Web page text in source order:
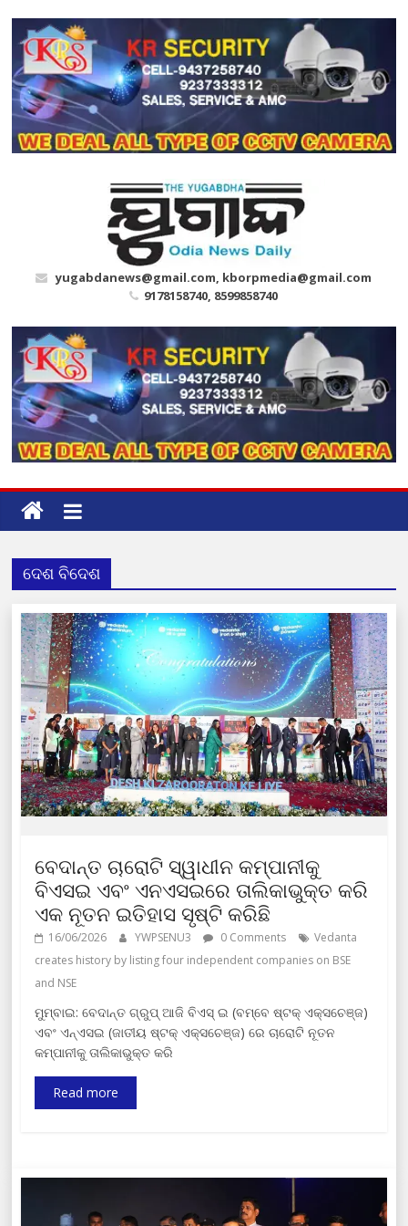
content
yugabdanews@gmail.com, kborpmedia@gmail.com
9178158740, 8599858740
ଦେଶ ବିଦେଶ
ବେଦାନ୍ତ ଚାରୋଟି ସ୍ୱାଧୀନ କମ୍ପାନୀକୁ
ବିଏସଇ ଏବଂ ଏନଏସଇରେ ତାଲିକାଭୁକ୍ତ କରି
ଏକ ନୂତନ ଇତିହାସ ସୃଷ୍ଟି କରିଛି
16/06/2026 YWPSENU3 0 Comments
Vedanta
creates history by listing four independent companies on BSE
and NSE
ମୁମ୍ବାଇ: ବେଦାନ୍ତ ଗ୍ରୁପ୍ ଆଜି ବିଏସ୍ ଇ (ବମ୍ବେ ଷ୍ଟକ୍ ଏକ୍ସଚେଞ୍ଜ)
ଏବଂ ଏନ୍ଏସଇ (ଜାତୀୟ ଷ୍ଟକ୍ ଏକ୍ସଚେଞ୍ଜ) ରେ ଚାରୋଟି ନୂତନ
କମ୍ପାନୀକୁ ତାଲିକାଭୁକ୍ତ କରି
Read more